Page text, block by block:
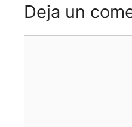
Deja un